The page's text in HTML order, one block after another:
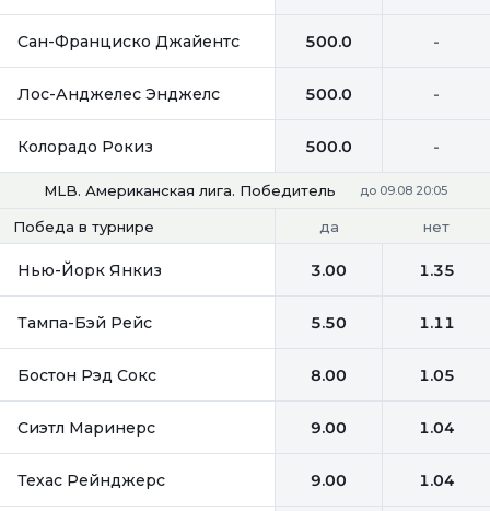
Сан-Франциско Джайентс 500.0 -
Лос-Анджелес Энджелс 500.0 -
Колорадо Рокиз 500.0 -
MLB. Американская лига. Победитель до 09.08 20:05
Победа в турнире да нет
Нью-Йорк Янкиз 3.00 1.35
Тампа-Бэй Рейс 5.50 1.11
Бостон Рэд Сокс 8.00 1.05
Сиэтл Маринерс 9.00 1.04
Техас Рейнджерс 9.00 1.04